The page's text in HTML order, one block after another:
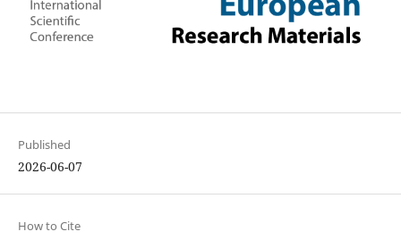
Published
2026-06-07
How to Cite